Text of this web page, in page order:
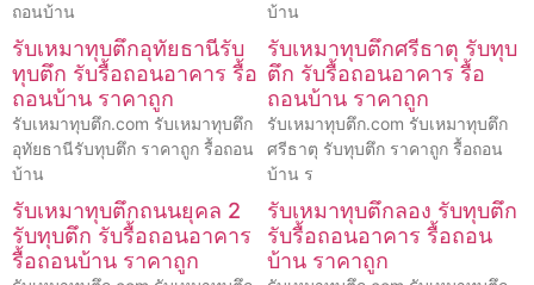
ถอนบ้าน
บ้าน
รับเหมาทุบตึกอุทัยธานีรับ
ทุบตึก รับรื้อถอนอาคาร รื้อ
ถอนบ้าน ราคาถูก
รับเหมาทุบตึก.com รับเหมาทุบตึก
อุทัยธานีรับทุบตึก ราคาถูก รื้อถอน
บ้าน
รับเหมาทุบตึกศรีธาตุ รับทุบ
ตึก รับรื้อถอนอาคาร รื้อ
ถอนบ้าน ราคาถูก
รับเหมาทุบตึก.com รับเหมาทุบตึก
ศรีธาตุ รับทุบตึก ราคาถูก รื้อถอน
บ้าน ร
รับเหมาทุบตึกถนนยุคล 2
รับทุบตึก รับรื้อถอนอาคาร
รื้อถอนบ้าน ราคาถูก
รับเหมาทุบตึกลอง รับทุบตึก
รับรื้อถอนอาคาร รื้อถอน
บ้าน ราคาถูก